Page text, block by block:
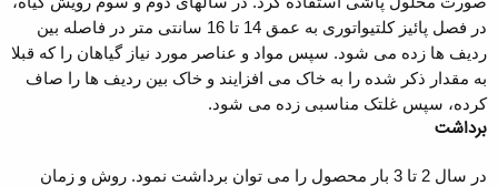
در فصل پائیز کلتیواتوری به عمق 14 تا 16 سانتی متر در فاصله بین
ردیف ها زده می شود. سپس مواد و عناصر مورد نیاز گیاهان را که قبلا
به مقدار ذکر شده را به خاک می افزایند و خاک بین ردیف ها را صاف
کرده، سپس غلتک مناسبی زده می شود.
برداشت
در سال 2 تا 3 بار محصول را می توان برداشت نمود. روش و زمان